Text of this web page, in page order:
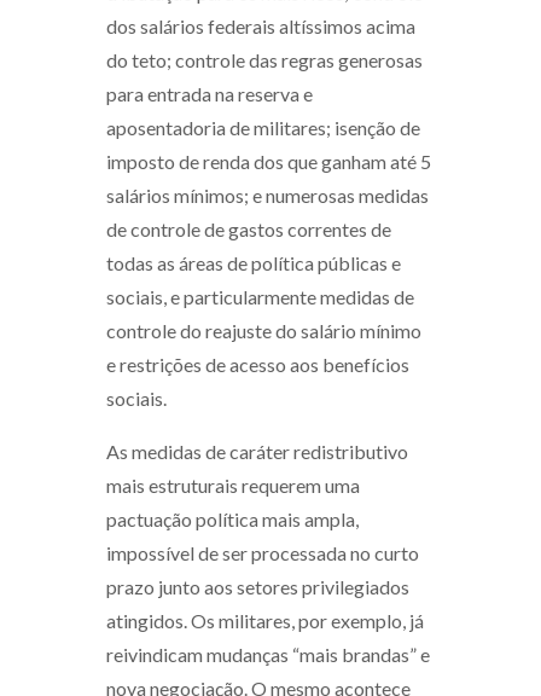
dos salários federais altíssimos acima
do teto; controle das regras generosas
para entrada na reserva e
aposentadoria de militares; isenção de
imposto de renda dos que ganham até 5
salários mínimos; e numerosas medidas
de controle de gastos correntes de
todas as áreas de política públicas e
sociais, e particularmente medidas de
controle do reajuste do salário mínimo
e restrições de acesso aos benefícios
sociais.
As medidas de caráter redistributivo
mais estruturais requerem uma
pactuação política mais ampla,
impossível de ser processada no curto
prazo junto aos setores privilegiados
atingidos. Os militares, por exemplo, já
reivindicam mudanças “mais brandas” e
nova negociação. O mesmo acontece